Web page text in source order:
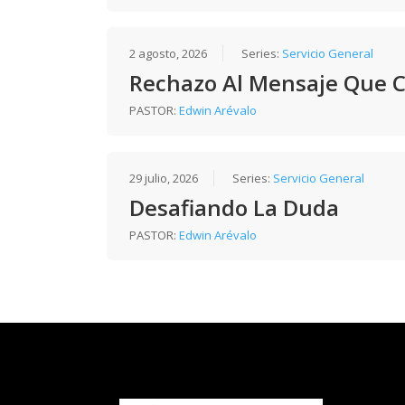
2 agosto, 2026 Series: Servicio General
Rechazo Al Mensaje Que
PASTOR:Edwin Arévalo
29 julio, 2026 Series: Servicio General
Desafiando La Duda
PASTOR:Edwin Arévalo